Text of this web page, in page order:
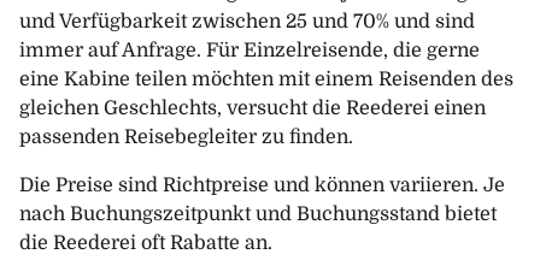
Eisklippen oder zwischen auf Grund gelaufenen
Eisbergenkreuzen und nach Walen, Robben und
schwimmenden Pinguinen Ausschau halten. Die
Zodiacs bringen Sie auch vom Schiff an Land, wo Sie
Pinguinkolonien besuchen oder historische Hütten
Zusätzlich zu den Zodiacfahrten und Landausflügen
können Sie mit dem Schiff einige der schmalen
und Verfügbarkeit zwischen 25 und 70% und sind
immer auf Anfrage. Für Einzelreisende, die gerne
eine Kabine teilen möchten mit einem Reisenden des
gleichen Geschlechts, versucht die Reederei einen
passenden Reisebegleiter zu finden.
Die Preise sind Richtpreise und können variieren. Je
nach Buchungszeitpunkt und Buchungsstand bietet
die Reederei oft Rabatte an.